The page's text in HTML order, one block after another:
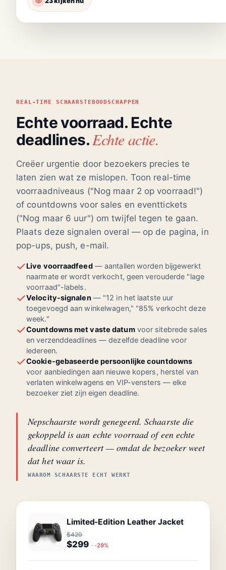
REAL-TIME SCHAARSTEBOODSCHAPPEN
Echte voorraad. Echte
deadlines.Echte actie.
Creëer urgentie door bezoekers precies te
laten zien wat ze mislopen. Toon real-time
voorraadniveaus ("Nog maar 2 op voorraad!")
of countdowns voor sales en eventtickets
("Nog maar 6 uur") om twijfel tegen te gaan.
Plaats deze signalen overal — op de pagina, in
pop-ups, push, e-mail.
Live voorraadfeed— aantallen worden bijgewerkt
naarmate er wordt verkocht, geen verouderde "lage
voorraad"-labels.
Velocity-signalen— "12 in het laatste uur
toegevoegd aan winkelwagen," "85% verkocht deze
week."
Countdowns met vaste datumvoor sitebrede sales
en verzenddeadlines — dezelfde deadline voor
iedereen.
Cookie-gebaseerde persoonlijke countdowns
voor aanbiedingen aan nieuwe kopers, herstel van
verlaten winkelwagens en VIP-vensters — elke
bezoeker ziet zijn eigen deadline.
Nepschaarste wordt genegeerd. Schaarste die
gekoppeld is aan echte voorraad of een echte
deadline converteert — omdat de bezoeker weet
dat het waar is.
WAAROM SCHAARSTE ECHT WERKT
Limited-Edition Leather Jacket
$420
$299 · -29%